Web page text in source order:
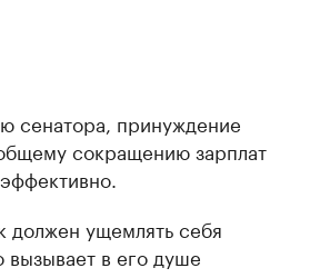
сенатора, принуждение
сокращению зарплат
должен ущемлять себя
вызывает в его душе